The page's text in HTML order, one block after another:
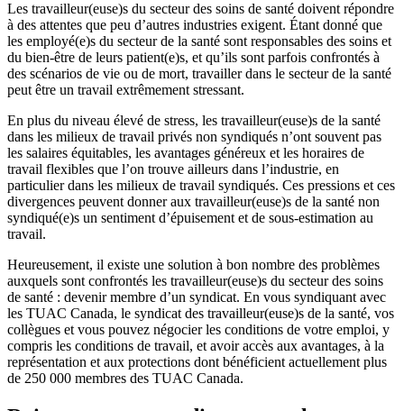
Les travailleur(euse)s du secteur des soins de santé doivent répondre
à des attentes que peu d’autres industries exigent. Étant donné que
les employé(e)s du secteur de la santé sont responsables des soins et
du bien-être de leurs patient(e)s, et qu’ils sont parfois confrontés à
des scénarios de vie ou de mort, travailler dans le secteur de la santé
peut être un travail extrêmement stressant.
En plus du niveau élevé de stress, les travailleur(euse)s de la santé
dans les milieux de travail privés non syndiqués n’ont souvent pas
les salaires équitables, les avantages généreux et les horaires de
travail flexibles que l’on trouve ailleurs dans l’industrie, en
particulier dans les milieux de travail syndiqués. Ces pressions et ces
divergences peuvent donner aux travailleur(euse)s de la santé non
syndiqué(e)s un sentiment d’épuisement et de sous-estimation au
travail.
Heureusement, il existe une solution à bon nombre des problèmes
auxquels sont confrontés les travailleur(euse)s du secteur des soins
de santé : devenir membre d’un syndicat. En vous syndiquant avec
les TUAC Canada, le syndicat des travailleur(euse)s de la santé, vos
collègues et vous pouvez négocier les conditions de votre emploi, y
compris les conditions de travail, et avoir accès aux avantages, à la
représentation et aux protections dont bénéficient actuellement plus
de 250 000 membres des TUAC Canada.